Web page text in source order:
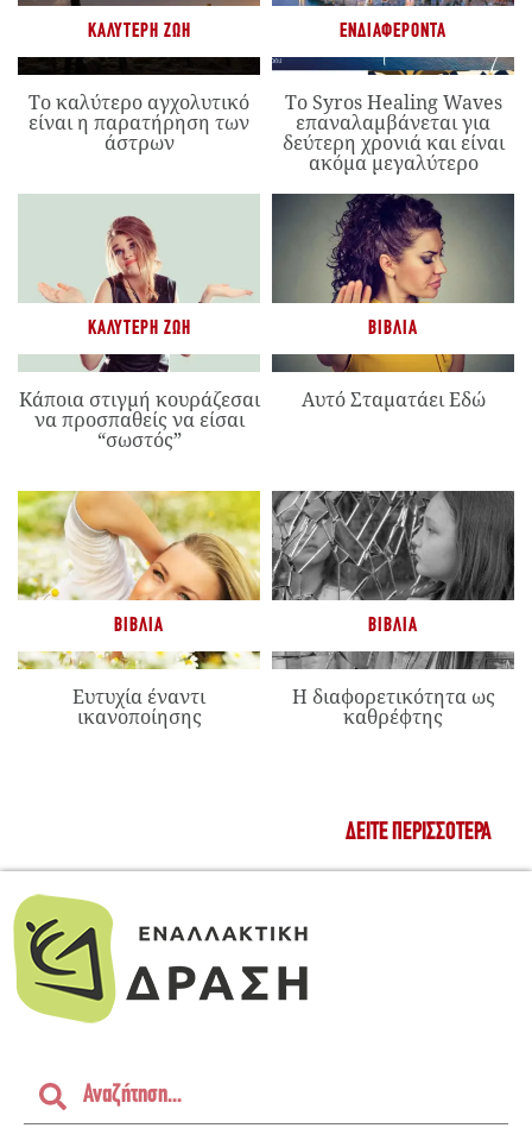
ΚΑΛΎΤΕΡΗ ΖΩΉ
Το καλύτερο αγχολυτικό
είναι η παρατήρηση των
άστρων
ΕΝΔΙΑΦΈΡΟΝΤΑ
Το Syros Healing Waves
επαναλαμβάνεται για
δεύτερη χρονιά και είναι
ακόμα μεγαλύτερο
ΚΑΛΎΤΕΡΗ ΖΩΉ
Κάποια στιγμή κουράζεσαι
να προσπαθείς να είσαι
“σωστός”
ΒΙΒΛΊΑ
Αυτό Σταματάει Εδώ
ΒΙΒΛΊΑ
Ευτυχία έναντι
ικανοποίησης
ΒΙΒΛΊΑ
Η διαφορετικότητα ως
καθρέφτης
ΔΕΊΤΕ ΠΕΡΙΣΣΌΤΕΡΑ